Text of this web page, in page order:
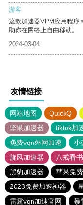
游客
这款加速器VPM应用程序
助你在网络上自由移动。
2024-03-04
友情链接
网站地图 QuickQ
坚果加速器
tiktok加
免费vqn外网加速
小
旋风加速器
八戒看书
黑豹加速器
苹果免
2023免费加速神器
雷霆vqn加速官网
暴